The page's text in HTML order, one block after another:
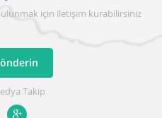
için iletişim kurabilirsiniz
Takip